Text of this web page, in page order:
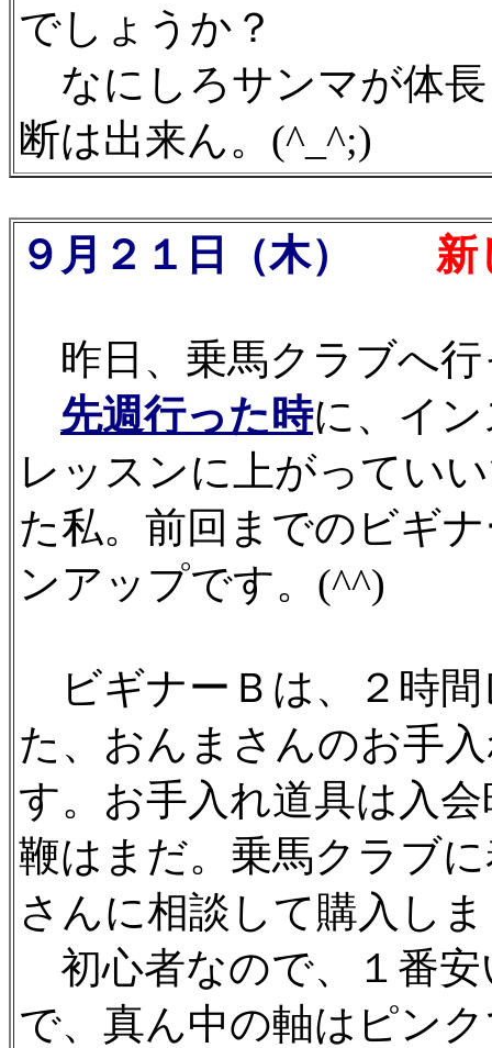
でしょうか？
なにしろサンマが体
断は出来ん。(^_^;)
９月２１日（木） 新し
昨日、乗馬クラブへ
先週行った時に、イ
レッスンに上がってい
た私。前回までのビギ
ンアップです。(^^)
ビギナーＢは、２時
た、おんまさんのお手
す。お手入れ道具は入
鞭はまだ。乗馬クラブ
さんに相談して購入し
初心者なので、１番安
で、真ん中の軸はピン